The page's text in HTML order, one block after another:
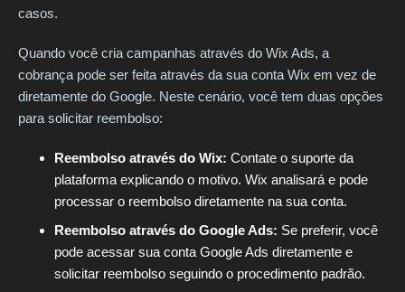
casos.
Quando você cria campanhas através do Wix Ads, a
cobrança pode ser feita através da sua conta Wix em vez de
diretamente do Google. Neste cenário, você tem duas opções
para solicitar reembolso:
Reembolso através do Wix: Contate o suporte da
plataforma explicando o motivo. Wix analisará e pode
processar o reembolso diretamente na sua conta.
Reembolso através do Google Ads: Se preferir, você
pode acessar sua conta Google Ads diretamente e
solicitar reembolso seguindo o procedimento padrão.